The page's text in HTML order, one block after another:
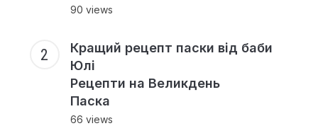
90 views
Кращий рецепт паски від баби
Юлі
Рецепти на Великдень
Паска
66 views